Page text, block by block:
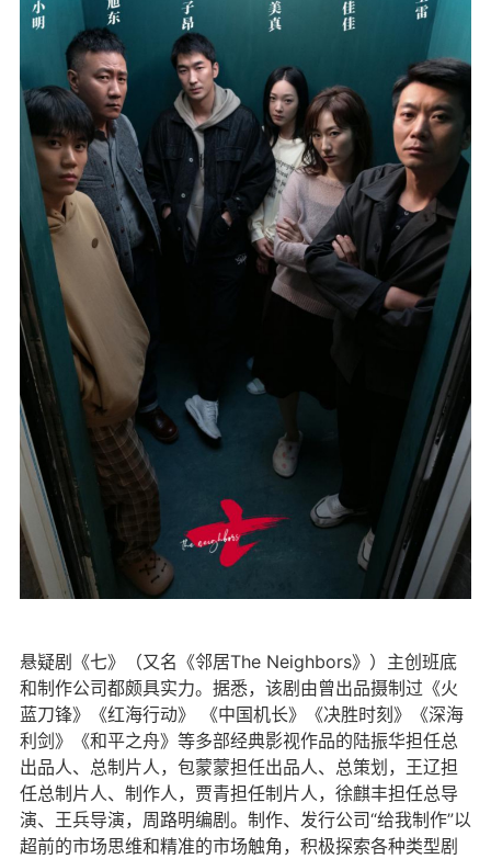
悬疑剧《七》（又名《邻居The Neighbors》）主创班底
和制作公司都颇具实力。据悉，该剧由曾出品摄制过《火
蓝刀锋》《红海行动》 《中国机长》《决胜时刻》《深海
利剑》《和平之舟》等多部经典影视作品的陆振华担任总
出品人、总制片人，包蒙蒙担任出品人、总策划，王辽担
任总制片人、制作人，贾青担任制片人，徐麒丰担任总导
演、王兵导演，周路明编剧。制作、发行公司“给我制作”以
超前的市场思维和精准的市场触角，积极探索各种类型剧